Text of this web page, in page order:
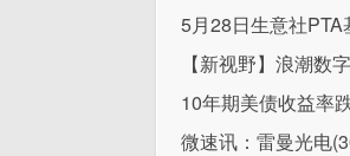
5月28日生意社
【新视野】浪潮数
10年期美债收益率
微速讯：雷曼光电